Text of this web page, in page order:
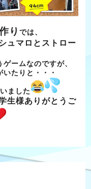
りでは、
ュマロとストロー
ームなのですが、
たりと・・・
ました
生様ありがとうご